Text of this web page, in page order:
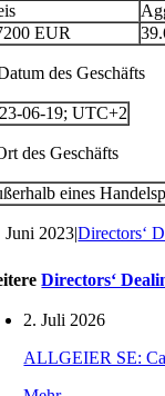
EUR
des Geschäfts
06-19; UTC+2
des Geschäfts
eines
Juni 2023|Directors‘
Directors‘
2. Juli 2026
ALLGEIER SE: